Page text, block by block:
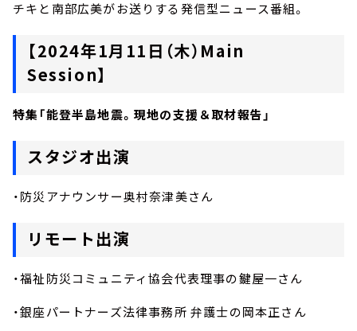
チキと南部広美がお送りする発信型ニュース番組。
【2024年1月11日（木）Main
Session】
特集「能登半島地震。現地の支援＆取材報告」
スタジオ出演
・防災アナウンサー奥村奈津美さん
リモート出演
・福祉防災コミュニティ協会代表理事の鍵屋一さん
・銀座パートナーズ法律事務所 弁護士の岡本正さん